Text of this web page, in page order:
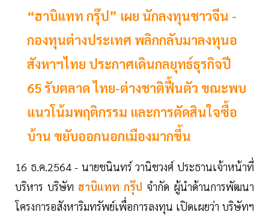
“ฮาบิแทท กรุ๊ป” เผย นักลงทุนชาวจีน -
กองทุนต่างประเทศ พลิกกลับมาลงทุนอ
สังหาฯไทย ประกาศเดินกลยุทธ์ธุรกิจปี
65 รับตลาด ไทย-ต่างชาติฟื้นตัว ขณะพบ
แนวโน้มพฤติกรรม และการตัดสินใจซื้อ
บ้าน ขยับออกนอกเมืองมากขึ้น
16 ธ.ค.2564 - นายชนินทร์ วานิชวงศ์ ประธานเจ้าหน้าที่
บริหาร บริษัท ฮาบิแทท กรุ๊ป จำกัด ผู้นำด้านการพัฒนา
โครงการอสังหาริมทรัพย์เพื่อการลงทุน เปิดเผยว่า บริษัทฯ